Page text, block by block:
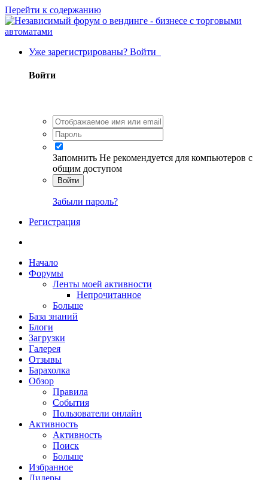
Перейти к содержанию
Уже зарегистрированы? Войти
Войти
Запомнить Не рекомендуется для компьютеров с
общим доступом
Войти
Забыли пароль?
Регистрация
Начало
Форумы
Ленты моей активности
Непрочитанное
Больше
База знаний
Блоги
Загрузки
Галерея
Отзывы
Барахолка
Обзор
Правила
События
Пользователи онлайн
Активность
Активность
Поиск
Больше
Избранное
Лидеры